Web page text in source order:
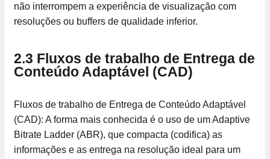
não interrompem a experiência de visualização com
resoluções ou buffers de qualidade inferior.
2.3 Fluxos de trabalho de Entrega de
Conteúdo Adaptável (CAD)
Fluxos de trabalho de Entrega de Conteúdo Adaptável
(CAD): A forma mais conhecida é o uso de um Adaptive
Bitrate Ladder (ABR), que compacta (codifica) as
informações e as entrega na resolução ideal para um